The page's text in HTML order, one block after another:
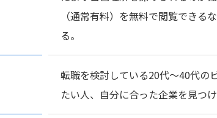
（通常有料）を無料で閲覧できる
る。
転職を検討している20代〜40代の
たい人、自分に合った企業を見つ